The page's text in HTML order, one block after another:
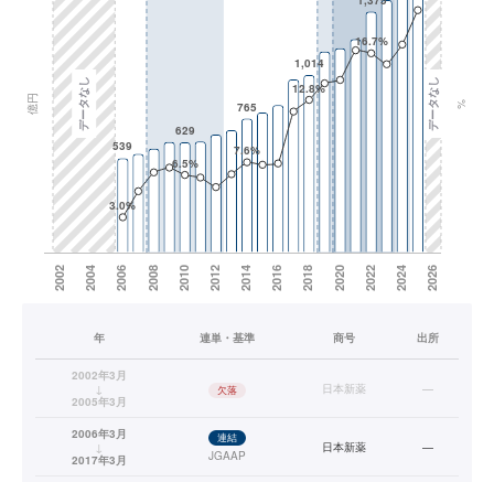
年 連単・基準 商号 出所
2002年3月
↓
2005年3月
欠落 日本新薬 —
2006年3月
↓
2017年3月
連結
JGAAP
日本新薬 —